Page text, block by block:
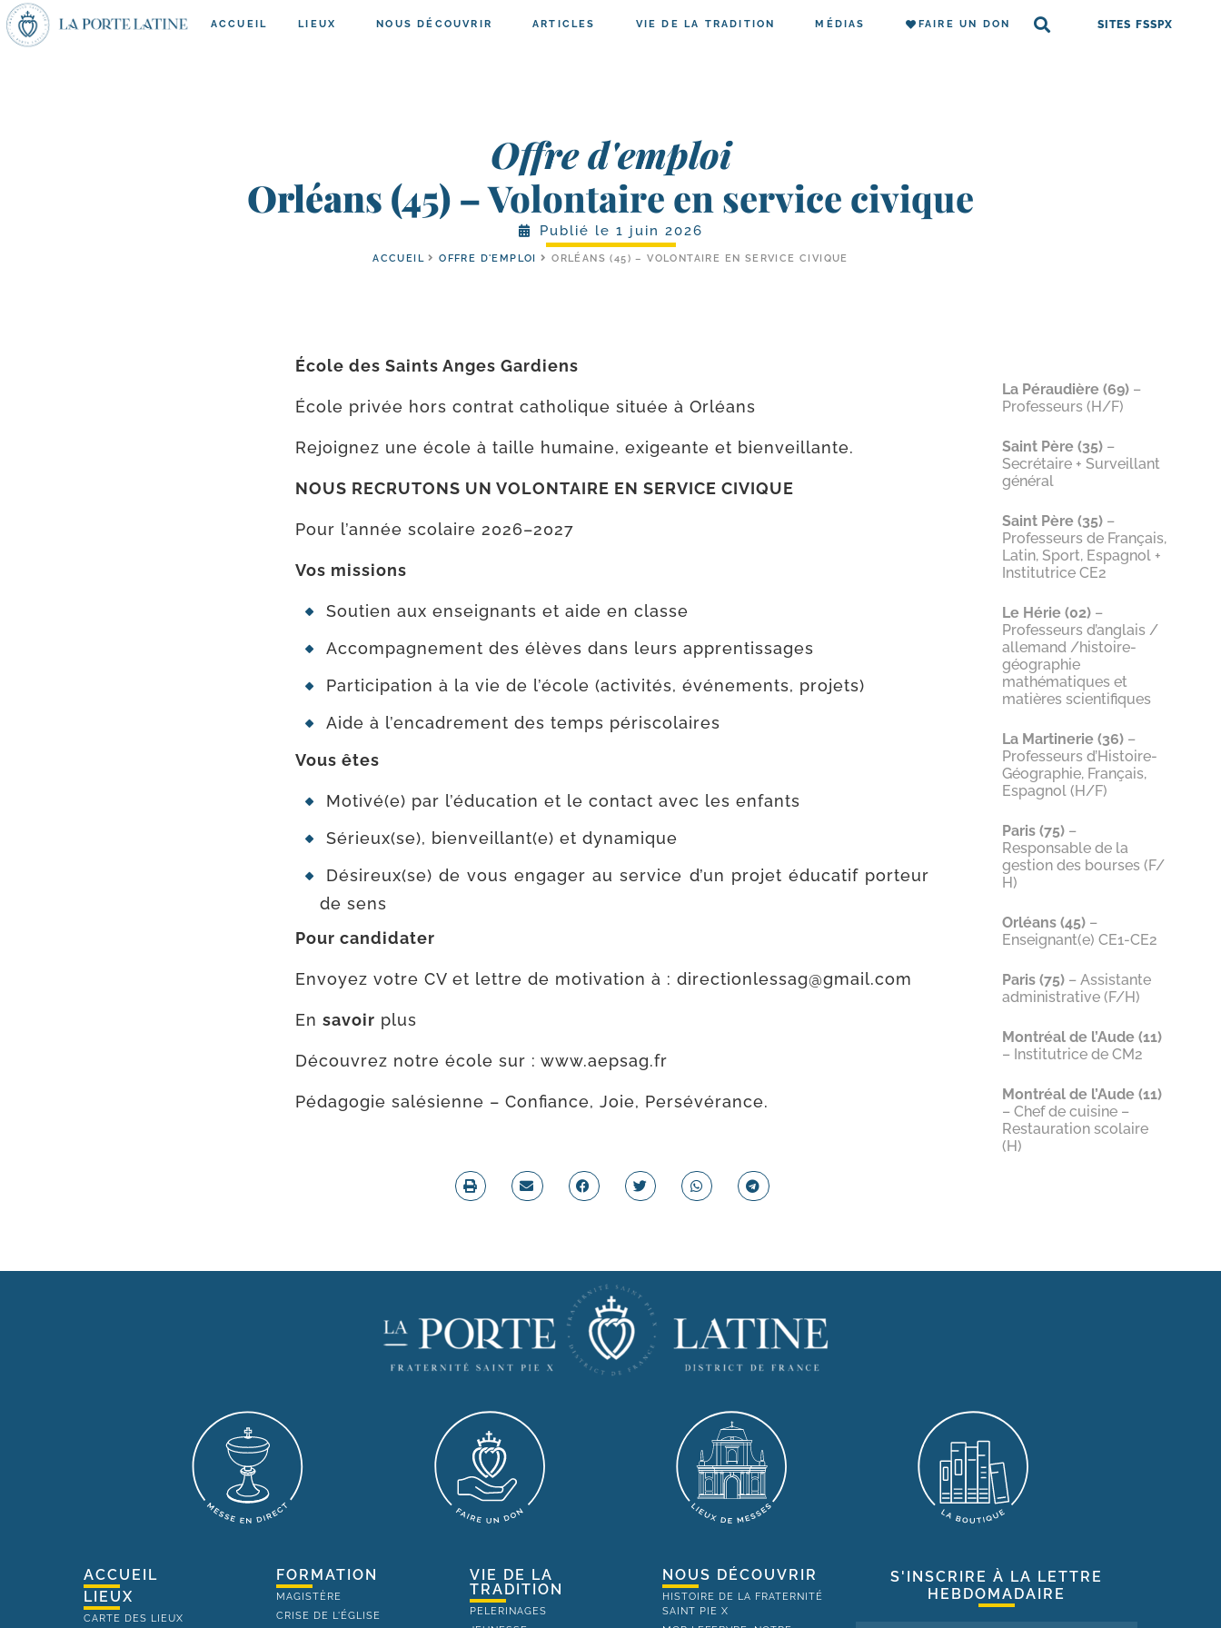
ACCUEIL LIEUX NOUS DÉCOUVRIR ARTICLES VIE DE LA TRADITION MÉDIAS FAIRE UN DON SITES FSSPX
Offre d'emploi
Orléans (45) – Volontaire en service civique
Publié le 1 juin 2026
ACCUEIL OFFRE D'EMPLOI ORLÉANS (45) – VOLONTAIRE EN SERVICE CIVIQUE
École des Saints Anges Gardiens
École pri­vée hors contrat catho­lique située à Orléans
Rejoignez une école à taille humaine, exi­geante et bienveillante.
NOUS RECRUTONS UN VOLONTAIRE EN SERVICE CIVIQUE
Pour l’année sco­laire 2026–2027
Vos mis­sions
Soutien aux ensei­gnants et aide en classe
Accompagnement des élèves dans leurs apprentissages
Participation à la vie de l’école (acti­vi­tés, évé­ne­ments, projets)
Aide à l’encadrement des temps périscolaires
Vous êtes
Motivé(e) par l’éducation et le contact avec les enfants
Sérieux(se), bienveillant(e) et dynamique
Désireux(se) de vous enga­ger au ser­vice d’un pro­jet édu­ca­tif por­teur
de sens
Pour can­di­da­ter
Envoyez votre CV et lettre de moti­va­tion à : directionlessag@​gmail.​com
En savoir plus
Découvrez notre école sur : www​.aep​sag​.fr
Pédagogie salé­sienne – Confiance, Joie, Persévérance.
La Péraudière (69)–
Professeurs (H/​F)
Saint Père (35)–
Secrétaire + Surveillant
général
Saint Père (35)–
Professeurs de Français,
Latin, Sport, Espagnol +
Institutrice CE2
Le Hérie (02)–
Professeurs d’anglais /​
allemand /​histoire-​
géographie
mathématiques et
matières scientifiques
La Martinerie (36)–
Professeurs d’Histoire-​
Géographie, Français,
Espagnol (H/​F)
Paris (75)–
Responsable de la
gestion des bourses (F/​
H)
Orléans (45)–
Enseignant(e) CE1-CE2
Paris (75)– Assistante
administrative (F/​H)
Montréal de l’Aude (11)
– Institutrice de CM2
Montréal de l’Aude (11)
– Chef de cuisine –
Restauration scolaire
(H)
ACCUEIL
LIEUX
CARTE DES LIEUX
FORMATION
MAGISTÈRE
CRISE DE L'ÉGLISE
VIE DE LA
TRADITION
PELERINAGES
NOUS DÉCOUVRIR
HISTOIRE DE LA FRATERNITÉ
SAINT PIE X
S'INSCRIRE À LA LETTRE
HEBDOMADAIRE